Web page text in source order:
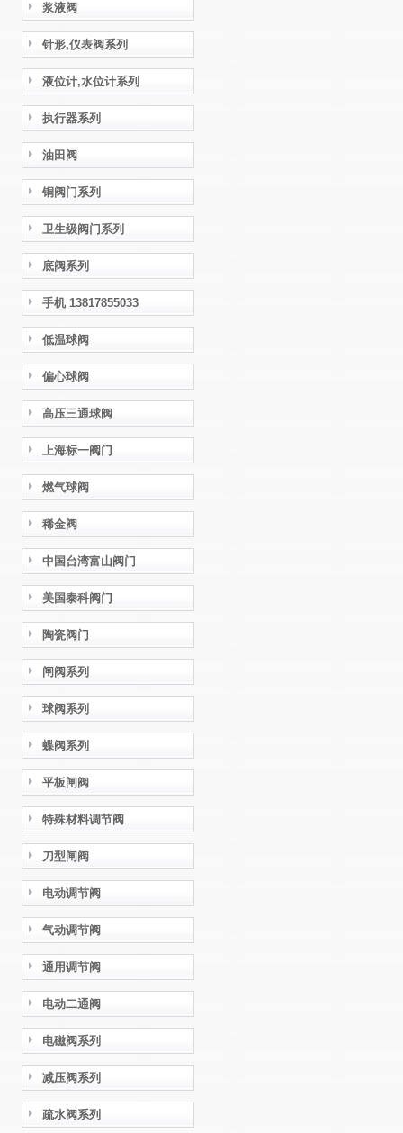
浆液阀
针形,仪表阀系列
液位计,水位计系列
执行器系列
油田阀
铜阀门系列
卫生级阀门系列
底阀系列
手机 13817855033
低温球阀
偏心球阀
高压三通球阀
上海标一阀门
燃气球阀
稀金阀
中国台湾富山阀门
美国泰科阀门
陶瓷阀门
闸阀系列
球阀系列
蝶阀系列
平板闸阀
特殊材料调节阀
刀型闸阀
电动调节阀
气动调节阀
通用调节阀
电动二通阀
电磁阀系列
减压阀系列
疏水阀系列